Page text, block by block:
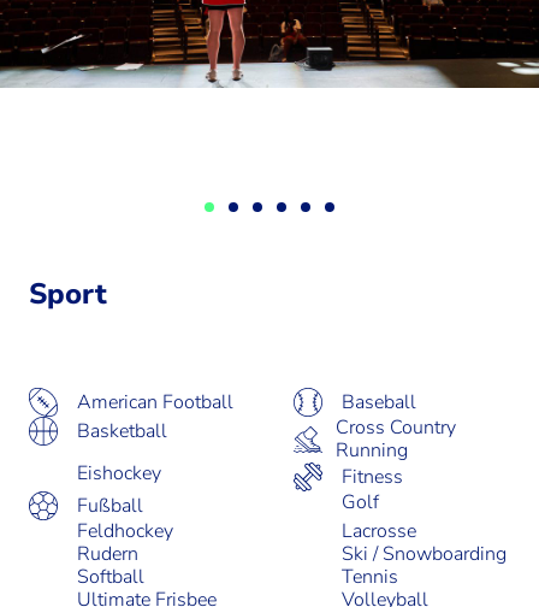
Sport
American Football
Baseball
Basketball
Cross Country
Running
Eishockey
Fitness
Fußball
Golf
Feldhockey
Lacrosse
Rudern
Ski / Snowboarding
Softball
Tennis
Ultimate Frisbee
Volleyball